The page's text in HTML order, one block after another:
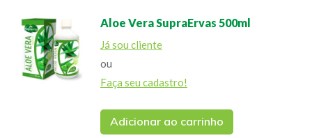
Aloe Vera SupraErvas 500ml
Já sou cliente
ou
Faça seu cadastro!
Adicionar ao carrinho